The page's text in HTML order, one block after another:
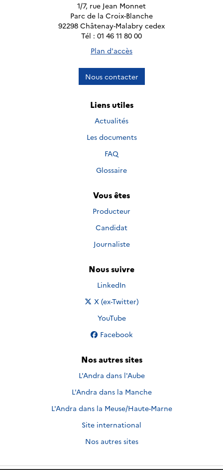
1/7, rue Jean Monnet
Parc de la Croix-Blanche
92298 Châtenay-Malabry cedex
Tél : 01 46 11 80 00
Plan d'accès
Nous contacter
Liens utiles
Actualités
Les documents
FAQ
Glossaire
Vous êtes
Producteur
Candidat
Journaliste
Nous suivre
Nous suivre sur
LinkedIn
Nous suivre sur
X (ex-Twitter)
Nous suivre sur
YouTube
Nous suivre sur
Facebook
Nos autres sites
L'Andra dans l'Aube
L'Andra dans la Manche
L'Andra dans la Meuse/Haute-Marne
Site international
Nos autres sites